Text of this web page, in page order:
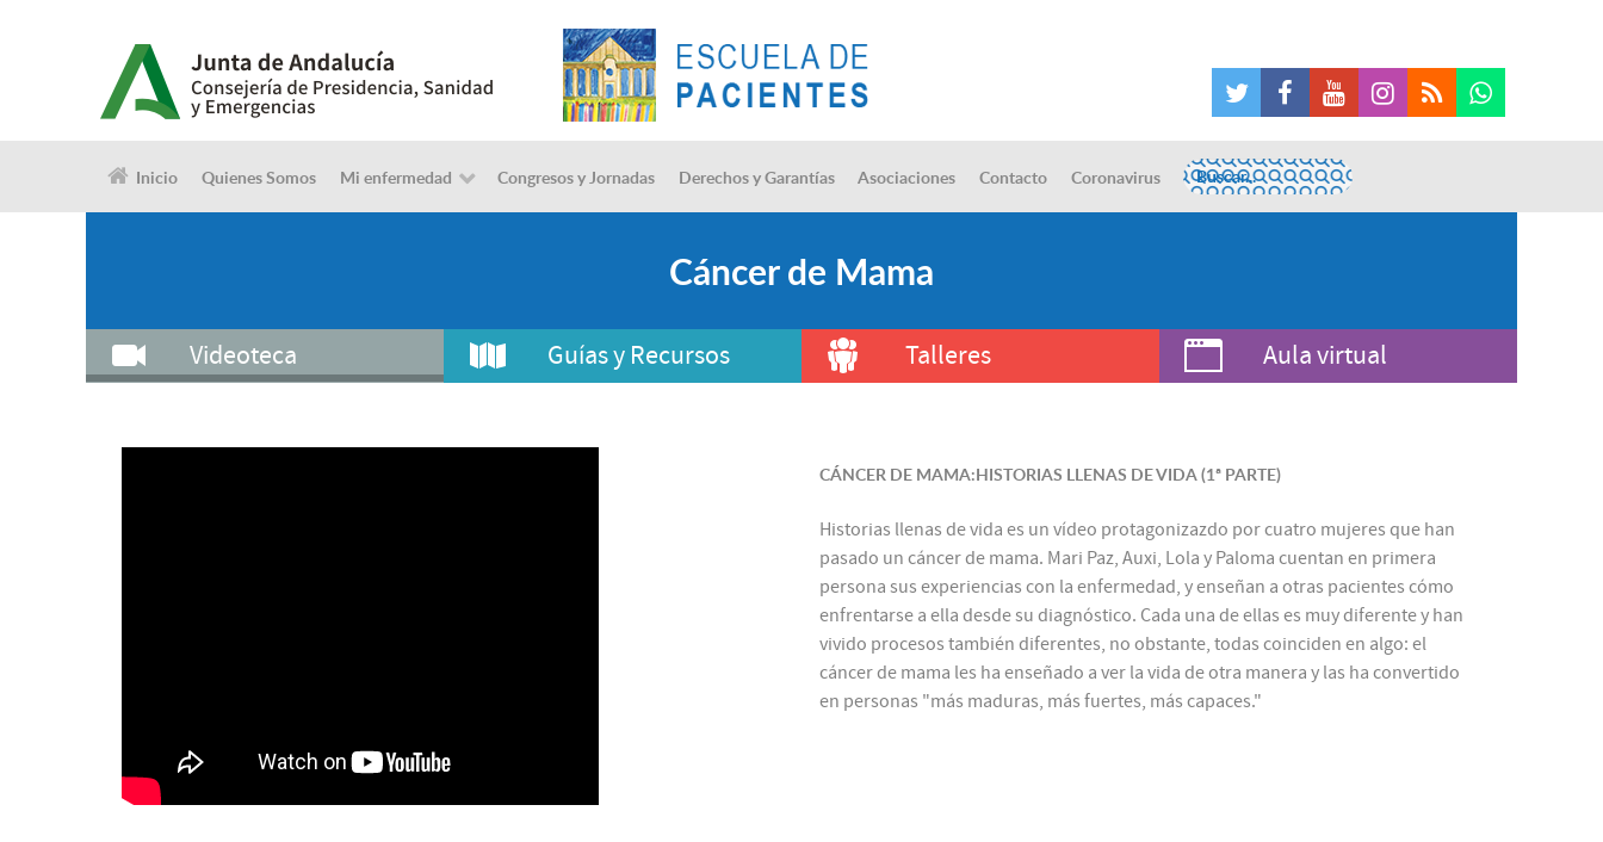
Inicio Quienes Somos Mi enfermedad Congresos y Jornadas Derechos y Garantías Asociaciones Contacto Coronavirus
Cáncer de Mama
Videoteca Guías y Recursos Talleres Aula virtual
CÁNCER DE MAMA:HISTORIAS LLENAS DE VIDA (1ª PARTE)
Historias llenas de vida es un vídeo protagonizazdo por cuatro mujeres que han
pasado un cáncer de mama. Mari Paz, Auxi, Lola y Paloma cuentan en primera
persona sus experiencias con la enfermedad, y enseñan a otras pacientes cómo
enfrentarse a ella desde su diagnóstico. Cada una de ellas es muy diferente y han
vivido procesos también diferentes, no obstante, todas coinciden en algo: el
cáncer de mama les ha enseñado a ver la vida de otra manera y las ha convertido
en personas "más maduras, más fuertes, más capaces."